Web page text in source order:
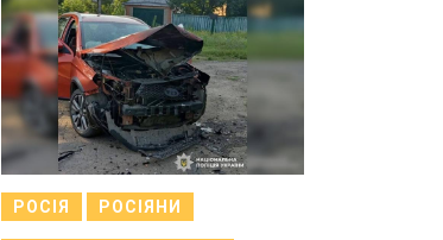
РОСІЯ РОСІЯНИ